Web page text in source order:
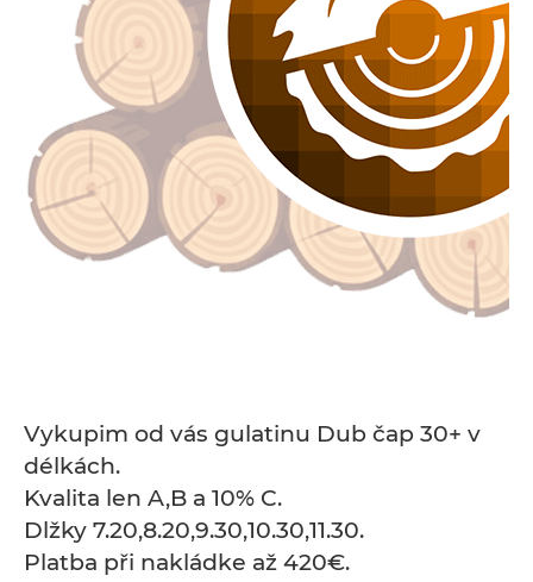
Vykupim od vás gulatinu Dub čap 30+ v
délkách.
Kvalita len A,B a 10% C.
Dlžky 7.20,8.20,9.30,10.30,11.30.
Platba při nakládke až 420€.